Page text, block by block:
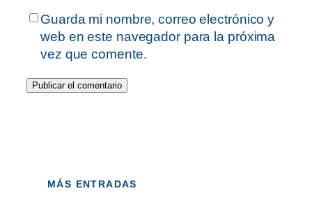
Guarda mi nombre, correo electrónico y
web en este navegador para la próxima
vez que comente.
MÁS ENTRADAS